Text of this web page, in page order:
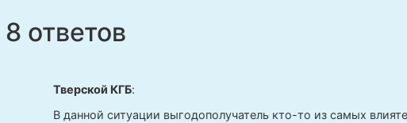
8 ответов
Тверской КГБ:
В данной ситуации выгодополучатель кто-то из самых